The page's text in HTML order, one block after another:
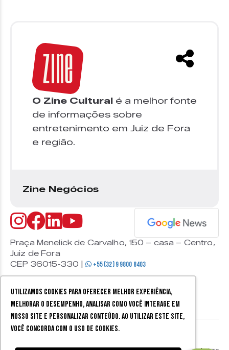
Utilizamos cookies para oferecer melhor experiência,
melhorar o desempenho, analisar como você interage em
nosso site e personalizar conteúdo. Ao utilizar este site,
você concorda com o uso de cookies.
O Zine Cultural é a melhor fonte
de informações sobre
entretenimento em Juiz de Fora
e região.
Zine Negócios
Praça Menelick de Carvalho, 150 – casa – Centro,
Juiz de Fora
CEP 36015-330 |
+55 (32) 9 9800 8403